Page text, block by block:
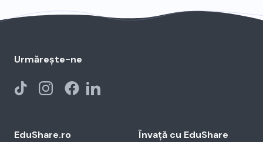
EduShare.ro Învață cu EduShare
Urmărește-ne